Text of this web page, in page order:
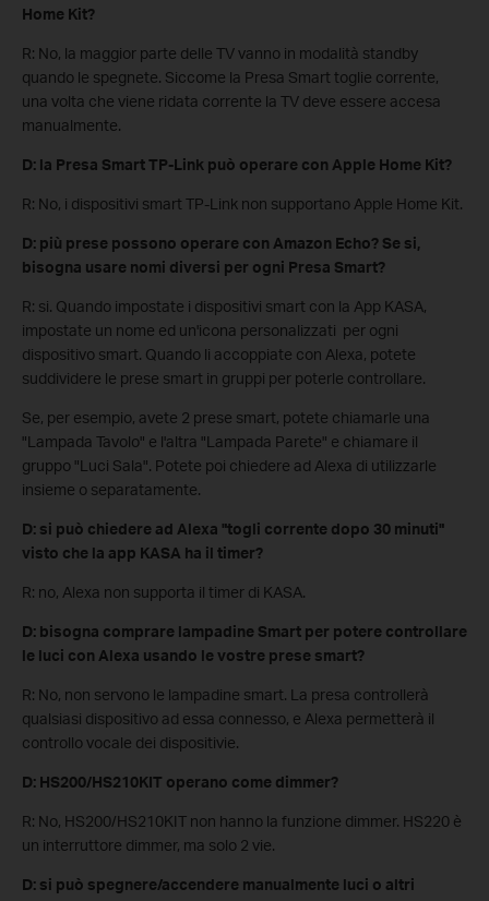
Home Kit?
R: No, la maggior parte delle TV vanno in modalità standby
quando le spegnete. Siccome la Presa Smart toglie corrente,
una volta che viene ridata corrente la TV deve essere accesa
manualmente.
D: la Presa Smart TP-Link può operare con Apple Home Kit?
R: No, i dispositivi smart TP-Link non supportano Apple Home Kit.
D: più prese possono operare con Amazon Echo? Se si,
bisogna usare nomi diversi per ogni Presa Smart?
R: si. Quando impostate i dispositivi smart con la App KASA,
impostate un nome ed un'icona personalizzati per ogni
dispositivo smart. Quando li accoppiate con Alexa, potete
suddividere le prese smart in gruppi per poterle controllare.
Se, per esempio, avete 2 prese smart, potete chiamarle una
"Lampada Tavolo" e l'altra "Lampada Parete" e chiamare il
gruppo "Luci Sala". Potete poi chiedere ad Alexa di utilizzarle
insieme o separatamente.
D: si può chiedere ad Alexa "togli corrente dopo 30 minuti"
visto che la app KASA ha il timer?
R: no, Alexa non supporta il timer di KASA.
D: bisogna comprare lampadine Smart per potere controllare
le luci con Alexa usando le vostre prese smart?
R: No, non servono le lampadine smart. La presa controllerà
qualsiasi dispositivo ad essa connesso, e Alexa permetterà il
controllo vocale dei dispositivie.
D: HS200/HS210KIT operano come dimmer?
R: No, HS200/HS210KIT non hanno la funzione dimmer. HS220 è
un interruttore dimmer, ma solo 2 vie.
D: si può spegnere/accendere manualmente luci o altri